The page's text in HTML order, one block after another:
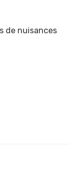
de nuisances